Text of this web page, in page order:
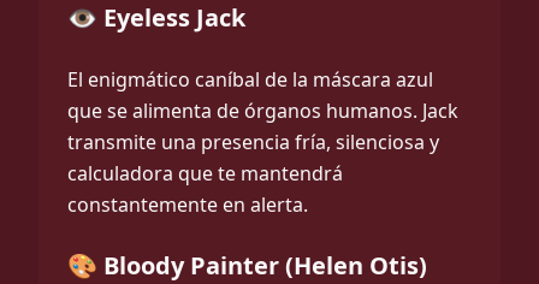
👁️ Eyeless Jack
El enigmático caníbal de la máscara azul
que se alimenta de órganos humanos. Jack
transmite una presencia fría, silenciosa y
calculadora que te mantendrá
constantemente en alerta.
🎨 Bloody Painter (Helen Otis)